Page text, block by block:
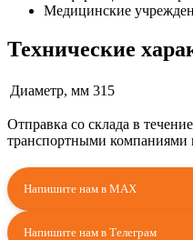
Медицинские
Технические
Диаметр, мм 315
Отправка со склада в
транспортными компаниями
Напишите нам в MAX
Напишите нам в Телеграм